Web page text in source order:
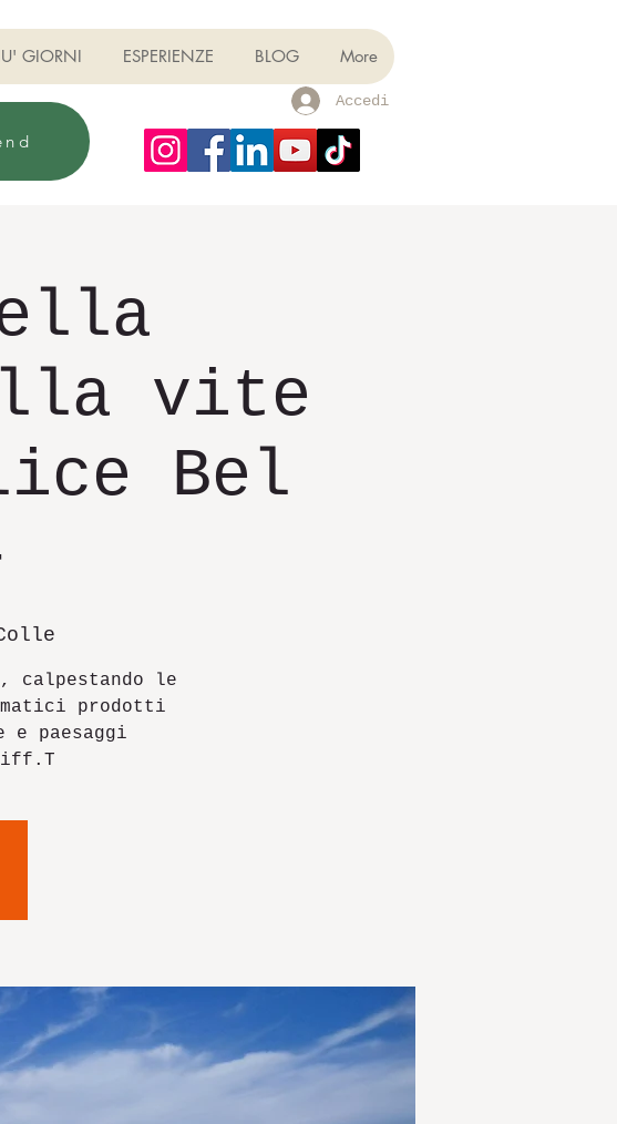
GIORNI ESPERIENZE BLOG More
Accedi
vite
Bel
calpestando le
prodotti
e paesaggi